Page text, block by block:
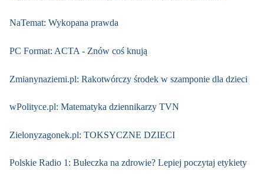
NaTemat: Wykopana prawda
PC Format: ACTA - Znów coś knują
Zmianynaziemi.pl: Rakotwórczy środek w szamponie dla dzieci
wPolityce.pl: Matematyka dziennikarzy TVN
Zielonyzagonek.pl: TOKSYCZNE DZIECI
Polskie Radio 1: Bułeczka na zdrowie? Lepiej poczytaj etykiety